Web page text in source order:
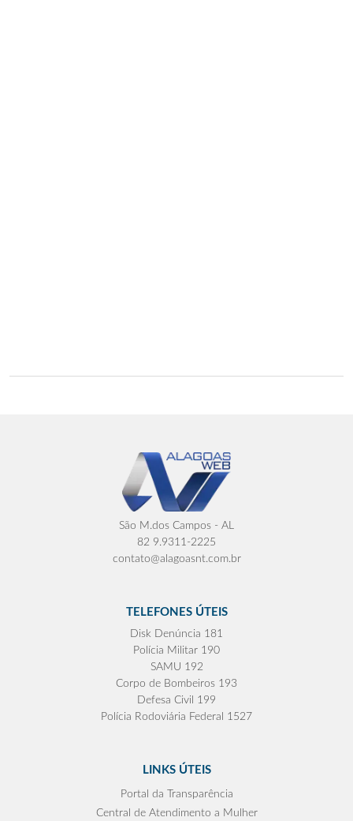
São M.dos Campos - AL
82 9.9311-2225
contato@alagoasnt.com.br
TELEFONES ÚTEIS
Disk Denúncia 181
Polícia Militar 190
SAMU 192
Corpo de Bombeiros 193
Defesa Civil 199
Polícia Rodoviária Federal 1527
LINKS ÚTEIS
Portal da Transparência
Central de Atendimento a Mulher